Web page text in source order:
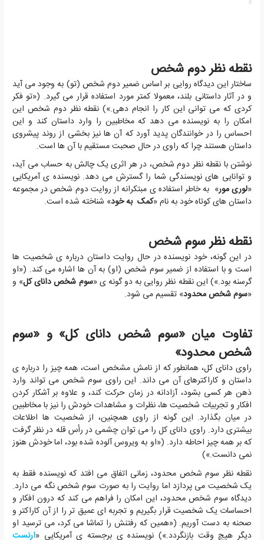
نقطه نظر دوم شخص
ساختار این دیدگاه روایی بر اساس ضمیر دوم شخص (تو) به وجود می آید
و در آثار داستانی بلند، معمولا کمتر مورد استفاده قرار می گیرد. («تو فکر
کردی که می توانی این کار را انجام دهی.») نقطه نظر دوم شخص این
امکان را به نویسنده می دهد که مخاطبین را وارد داستان کند و این
احساس را در خوانندگان پدید آورد که آن ها نیز بخشی از روند پیشروی
داستان هستند چرا که راوی در حال صحبت مستقیم با آن ها است.
نوشتن با نقطه نظر دوم شخص، در هر اثری یک چالش به حساب می آید،
و توانایی های نویسندگی شما را گسترش می دهد. نویسنده ی آمریکایی
«لوری مور» به خاطر استفاده ی مبتکرانه از روایت دوم شخص در مجموعه
داستان های کوتاه خود به نام «کمک به خود» شناخته شده است.
نقطه نظر سوم شخص
در این گونه، خود نویسنده در حال روایت داستان درباره ی شخصیت ها
است و با استفاده از ضمیر سوم شخص (او) به آن ها اشاره می کند. («او
گرسنه بود.») این نقطه نظر روایی به دو گونه ی «سوم شخص دانای کل» و
«سوم شخص محدود» تقسیم می شود.
تفاوت میان «سوم شخص دانای کل» و «سوم
شخص محدود»
راوی دانای کل، همانطور که از نامش مشخص است، همه چیز را درباره ی
داستان و کاراکترهای آن می داند. این راوی سوم شخص می تواند وارد
ذهن هر کسی بشود، آزادانه در زمان حرکت کند، و علاوه بر آشکار کردن
افکار و تجربیات شخصیت ها، نظرات و مشاهدات خودش را نیز با مخاطبین
در میان بگذارد. این گونه از راوی همچنین، از شخصیت ها اطلاعات
بیشتری دارد. راوی دانای کل را می توان چشمی در رأس قله در نظر گرفت
که بر همه چیز احاطه دارد. («او به ویروس آلوده شده بود، اما خودش هنوز
نمی دانست.»)
نقطه نظر سوم شخص محدود، زمانی اتفاق می افتد که نویسنده فقط به
یک شخصیت می پردازد اما روایت را به صورت سوم شخص نگه می دارد.
دیدگاه سوم شخص محدود، این امکان را فراهم می کند که درون افکار و
احساسات یک شخصیت قرار بگیریم و تجربه ای عمیق تر را از آن کاراکتر و
صحنه به دست آوریم. («همین که رفتنش را تماشا می کرد، می ترسید او
دیگر هیچ وقت بازنگردد.») نویسنده ی برجسته ی آمریکایی «ارنست